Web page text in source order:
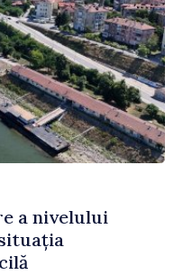
a nivelului